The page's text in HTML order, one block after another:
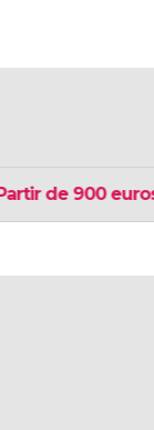
de 900 euros